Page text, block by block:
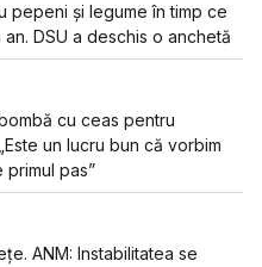
pepeni și legume în timp ce
DSU a deschis o anchetă
cu ceas pentru
un lucru bun că vorbim
pas”
ANM: Instabilitatea se